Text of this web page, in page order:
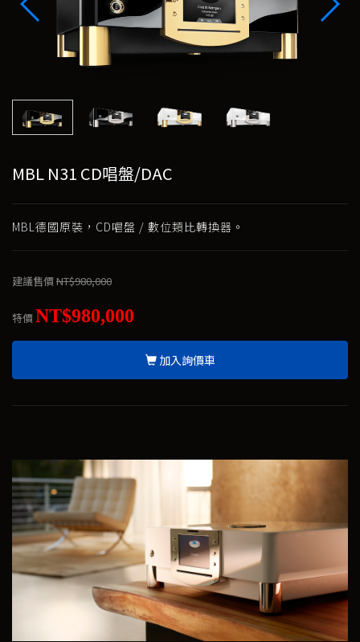
MBL N31 CD唱盤/DAC
MBL德國原裝，CD唱盤 / 數位類比轉換器。
建議售價NT$980,000
特價NT$980,000
加入詢價車